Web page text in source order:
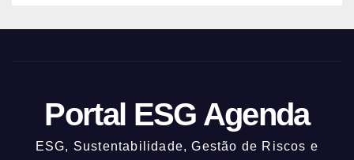
Portal ESG Agenda
ESG, Sustentabilidade, Gestão de Riscos e